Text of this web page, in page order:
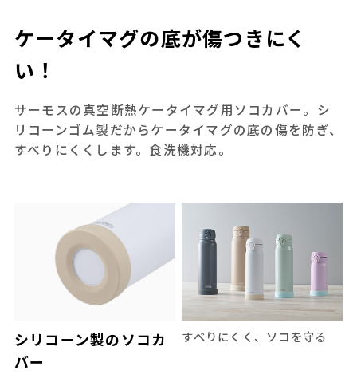
ケータイマグの底が傷つきにく
い！
サーモスの真空断熱ケータイマグ用ソコカバー。シ
リコーンゴム製だからケータイマグの底の傷を防ぎ、
すべりにくくします。食洗機対応。
シリコーン製のソコカ
バー
すべりにくく、ソコを守る